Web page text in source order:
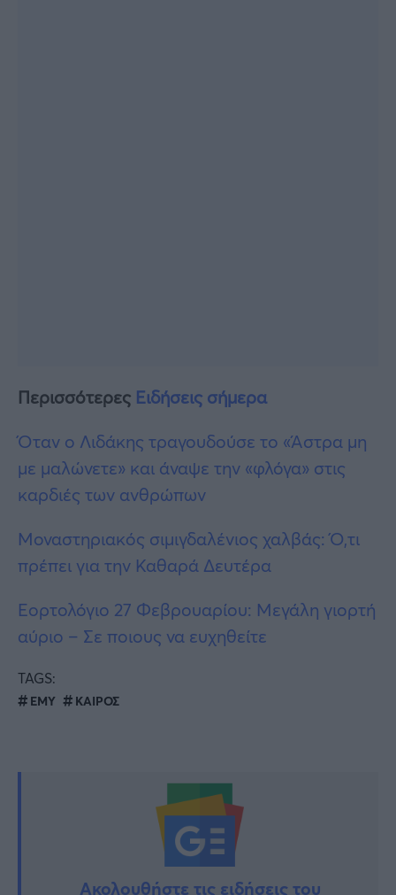
Περισσότερες Ειδήσεις σήμερα
Όταν ο Λιδάκης τραγουδούσε το «Άστρα μη
με μαλώνετε» και άναψε την «φλόγα» στις
καρδιές των ανθρώπων
Μοναστηριακός σιμιγδαλένιος χαλβάς: Ό,τι
πρέπει για την Καθαρά Δευτέρα
Εορτολόγιο 27 Φεβρουαρίου: Μεγάλη γιορτή
αύριο – Σε ποιους να ευχηθείτε
TAGS:
ΕΜΥ ΚΑΙΡΟΣ
Ακολουθήστε τις ειδήσεις του